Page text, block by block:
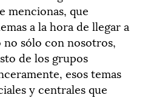
mencionas, que
a la hora de llegar a
sólo con nosotros,
de los grupos
esos temas
y centrales que